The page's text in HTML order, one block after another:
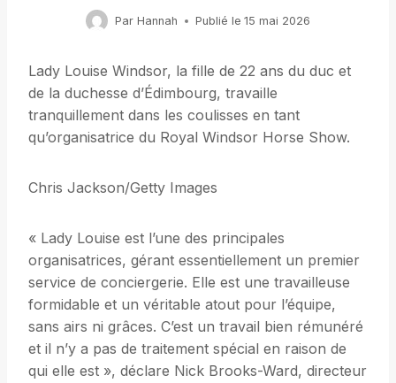
Par Hannah Publié le 15 mai 2026
Lady Louise Windsor, la fille de 22 ans du duc et
de la duchesse d’Édimbourg, travaille
tranquillement dans les coulisses en tant
qu’organisatrice du Royal Windsor Horse Show.
Chris Jackson/Getty Images
« Lady Louise est l’une des principales
organisatrices, gérant essentiellement un premier
service de conciergerie. Elle est une travailleuse
formidable et un véritable atout pour l’équipe,
sans airs ni grâces. C’est un travail bien rémunéré
et il n’y a pas de traitement spécial en raison de
qui elle est », déclare Nick Brooks-Ward, directeur